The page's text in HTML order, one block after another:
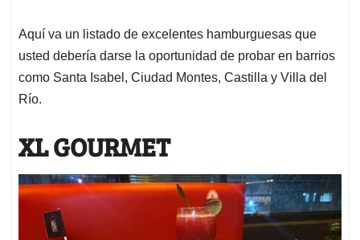
Aquí va un listado de excelentes hamburguesas que
usted debería darse la oportunidad de probar en barrios
como Santa Isabel, Ciudad Montes, Castilla y Villa del
Río.
XL GOURMET